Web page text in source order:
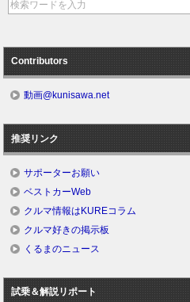
Contributors
動画@kunisawa.net
推奨リンク
サポーターお願い
ベストカーWeb
クルマ情報はKUREコラム
クルマ好きの掲示板
くるまのニュース
試乗＆解説リポート